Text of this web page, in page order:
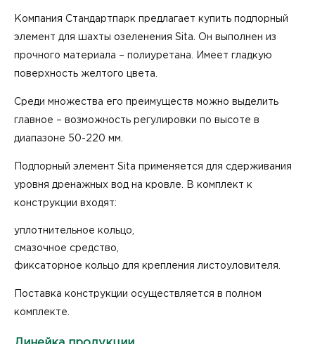
Компания Стандартпарк предлагает купить подпорный
элемент для шахты озеленения Sita . Он выполнен из
прочного материала – полиуретана. Имеет гладкую
поверхность желтого цвета.
Среди множества его преимуществ можно выделить
главное – возможность регулировки по высоте в
диапазоне 50-220 мм.
Подпорный элемент Sita применяется для сдерживания
уровня дренажных вод на кровле. В комплект к
конструкции входят:
уплотнительное кольцо,
смазочное средство,
фиксаторное кольцо для крепления листоуловителя.
Поставка конструкции осуществляется в полном
комплекте.